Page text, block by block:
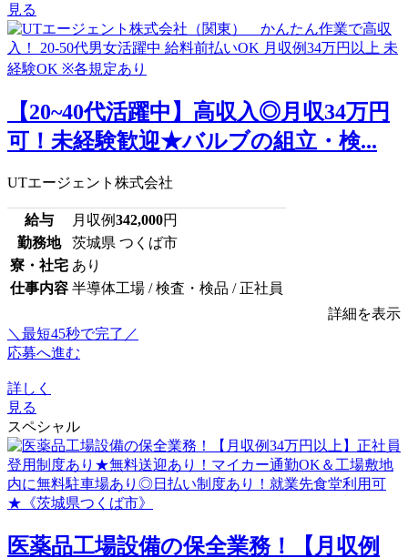
見る
【20~40代活躍中】高収入◎月収34万円
可！未経験歓迎★バルブの組立・検...
UTエージェント株式会社
給与 月収例342,000円
勤務地
茨城県 つくば市
寮・社宅 あり
仕事内容 半導体工場 / 検査・検品 / 正社員
詳細を表示
＼最短45秒で完了／
応募へ進む
詳しく
見る
スペシャル
医薬品工場設備の保全業務！【月収例